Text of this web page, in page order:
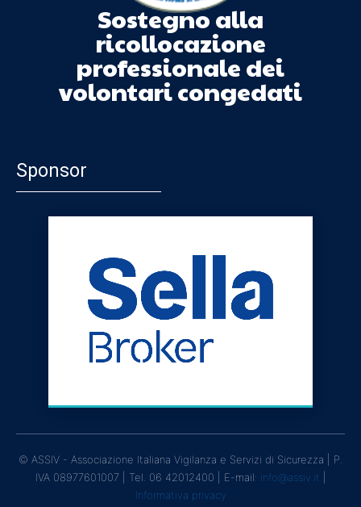
Sostegno alla
ricollocazione
professionale dei
volontari congedati
Sponsor
© ASSIV - Associazione Italiana Vigilanza e Servizi di Sicurezza | P.
IVA 08977601007 | Tel. 06 42012400 | E-mail: info@assiv.it
Informativa privacy